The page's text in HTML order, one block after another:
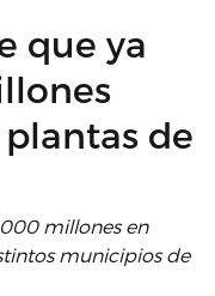
que ya
de
millones en
municipios de